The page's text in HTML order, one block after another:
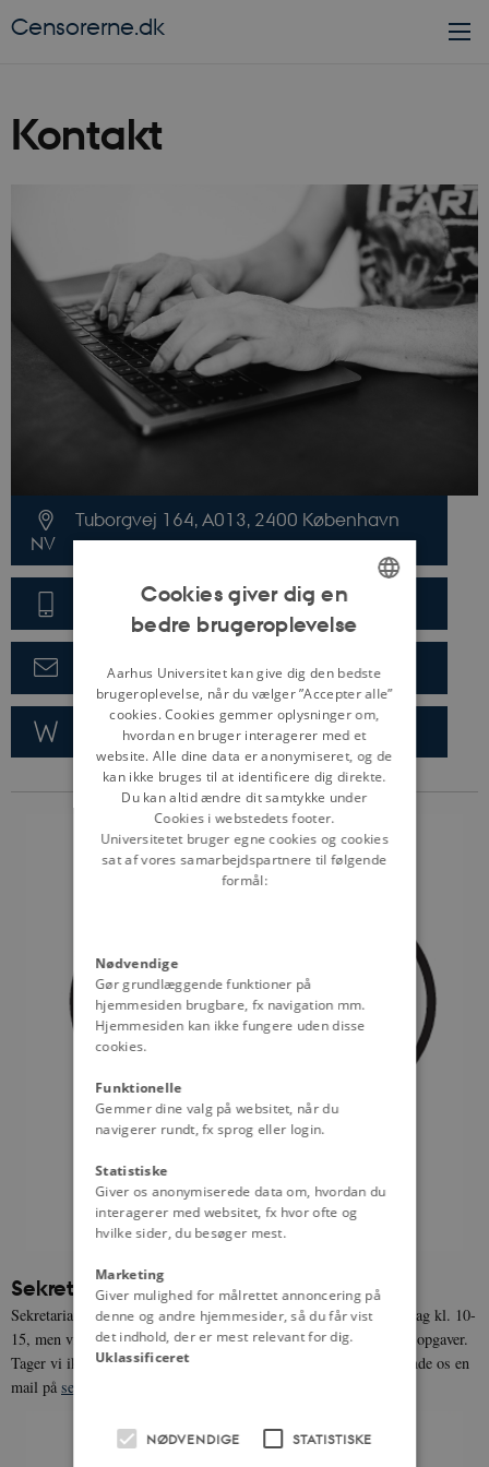
Kontakt
Tuborgvej 164, A013, 2400 København
NV
87163279
sekretariat@censorerne.dk
censorerne.dk
Sekretariatets træffetid
Sekretariatet kan normalt træffes pr. mail og telefon mandag-fredag kl. 10-
15, men vi kan være optaget af mødeaktivitet, opkald eller andre opgaver.
Tager vi ikke telefonen, anbefaler vi at prøve igen senere eller sende os en
mail på sekretariat@censorerne.dk
ENGLISH
Cookies giver dig en
bedre brugeroplevelse
Aarhus Universitet kan give dig den bedste
brugeroplevelse, når du vælger ”Accepter alle”
cookies. Cookies gemmer oplysninger om,
hvordan en bruger interagerer med et
website. Alle dine data er anonymiseret, og de
kan ikke bruges til at identificere dig direkte.
Du kan altid ændre dit samtykke under
Cookies i webstedets footer.
Universitetet bruger egne cookies og cookies
sat af vores samarbejdspartnere til følgende
formål:
Nødvendige
Gør grundlæggende funktioner på
hjemmesiden brugbare, fx navigation mm.
Hjemmesiden kan ikke fungere uden disse
cookies.
Funktionelle
Gemmer dine valg på websitet, når du
navigerer rundt, fx sprog eller login.
Statistiske
Giver os anonymiserede data om, hvordan du
interagerer med websitet, fx hvor ofte og
hvilke sider, du besøger mest.
Marketing
Giver mulighed for målrettet annoncering på
denne og andre hjemmesider, så du får vist
det indhold, der er mest relevant for dig.
Uklassificeret
NØDVENDIGE STATISTISKE